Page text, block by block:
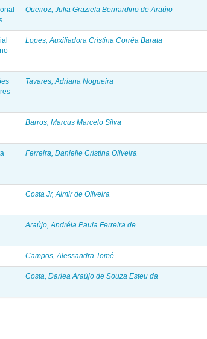
Queiroz, Julia Graziela Bernardino de Araújo
Lopes, Auxiliadora Cristina Corrêa Barata
Tavares, Adriana Nogueira
Barros, Marcus Marcelo Silva
Ferreira, Danielle Cristina Oliveira
Costa Jr, Almir de Oliveira
Araújo, Andréia Paula Ferreira de
Campos, Alessandra Tomé
Costa, Darlea Araújo de Souza Esteu da